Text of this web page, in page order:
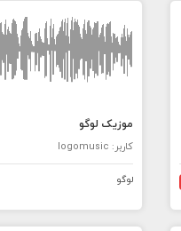
Empty src attribute
موزیک لوگو
کاربر: logomusic
لوگو